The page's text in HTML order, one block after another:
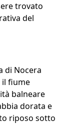
trovato
del
di Nocera
il fiume
balneare
dorata e
riposo sotto